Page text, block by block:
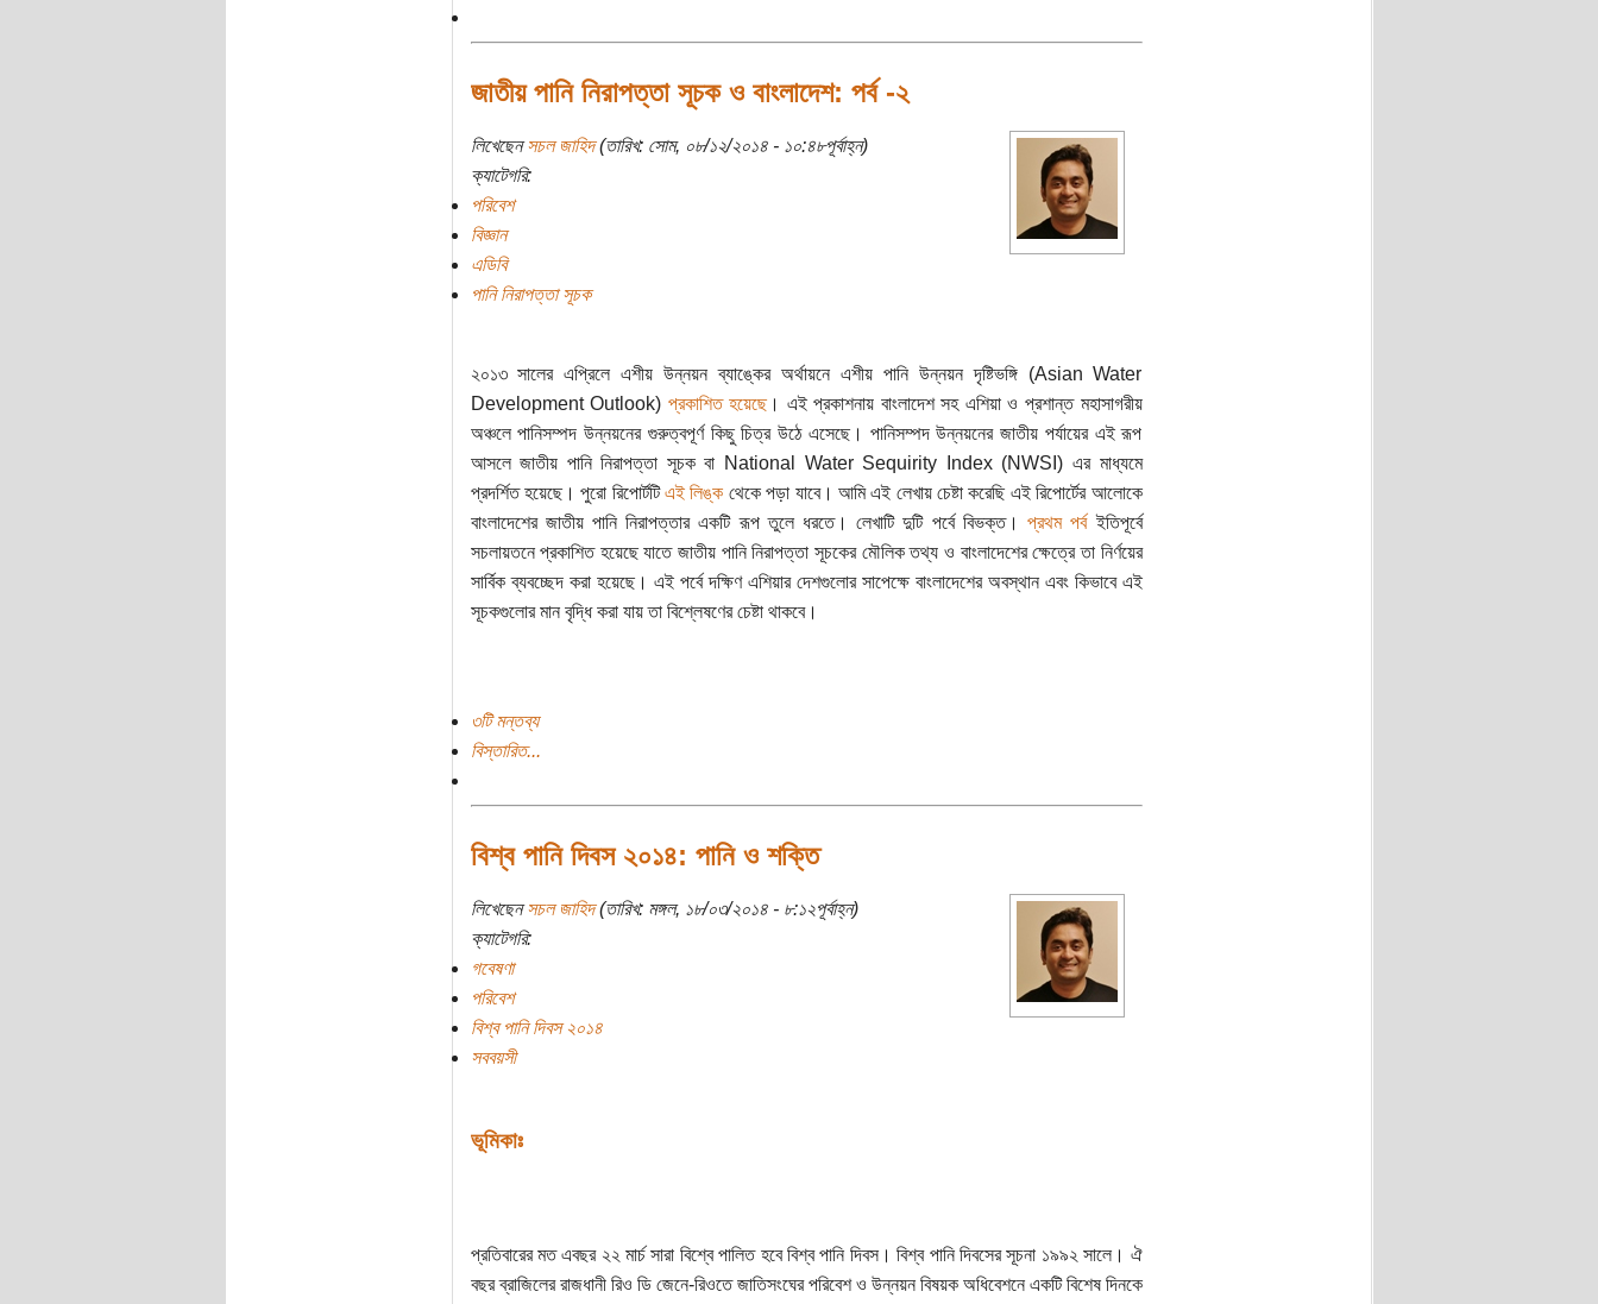
জাতীয় পানি নিরাপত্তা সূচক ও বাংলাদেশ: পর্ব -২
লিখেছেনসচল জাহিদ(তারিখ: সোম, ০৮/১২/২০১৪ - ১০:৪৮পূর্বাহ্ন)
ক্যাটেগরি:
পরিবেশ
বিজ্ঞান
এডিবি
পানি নিরাপত্তা সূচক
২০১৩ সালের এপ্রিলে এশীয় উন্নয়ন ব্যাঙ্কের অর্থায়নে এশীয় পানি উন্নয়ন দৃষ্টিভঙ্গি (Asian Water
Development Outlook) প্রকাশিত হয়েছে। এই প্রকাশনায় বাংলাদেশ সহ এশিয়া ও প্রশান্ত মহাসাগরীয়
অঞ্চলে পানিসম্পদ উন্নয়নের গুরুত্বপূর্ণ কিছু চিত্র উঠে এসেছে। পানিসম্পদ উন্নয়নের জাতীয় পর্যায়ের এই রূপ
আসলে জাতীয় পানি নিরাপত্তা সূচক বা National Water Sequirity Index (NWSI) এর মাধ্যমে
প্রদর্শিত হয়েছে। পুরো রিপোর্টটিএই লিঙ্ক থেকে পড়া যাবে। আমি এই লেখায় চেষ্টা করেছি এই রিপোর্টের আলোকে
বাংলাদেশের জাতীয় পানি নিরাপত্তার একটি রূপ তুলে ধরতে। লেখাটি দুটি পর্বে বিভক্ত।প্রথম পর্বইতিপূর্বে
সচলায়তনে প্রকাশিত হয়েছে যাতে জাতীয় পানি নিরাপত্তা সূচকের মৌলিক তথ্য ও বাংলাদেশের ক্ষেত্রে তা নির্ণয়ের
সার্বিক ব্যবচ্ছেদ করা হয়েছে। এই পর্বে দক্ষিণ এশিয়ার দেশগুলোর সাপেক্ষে বাংলাদেশের অবস্থান এবং কিভাবে এই
সূচকগুলোর মান বৃদ্ধি করা যায় তা বিশ্লেষণের চেষ্টা থাকবে।
৩টি মন্তব্য
বিস্তারিত...
বিশ্ব পানি দিবস ২০১৪: পানি ও শক্তি
লিখেছেনসচল জাহিদ(তারিখ: মঙ্গল, ১৮/০৩/২০১৪ - ৮:১২পূর্বাহ্ন)
ক্যাটেগরি:
গবেষণা
পরিবেশ
বিশ্ব পানি দিবস ২০১৪
সববয়সী
ভূমিকাঃ
প্রতিবারের মত এবছর ২২ মার্চ সারা বিশ্বে পালিত হবে বিশ্ব পানি দিবস। বিশ্ব পানি দিবসের সূচনা ১৯৯২ সালে। ঐ
বছর ব্রাজিলের রাজধানী রিও ডি জেনে-রিওতে জাতিসংঘের পরিবেশ ও উন্নয়ন বিষয়ক অধিবেশনে একটি বিশেষ দিনকে